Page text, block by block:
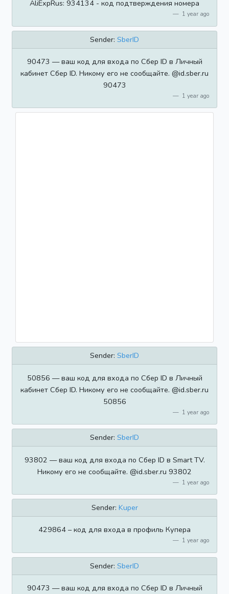
AliExpRus: 934134 - код подтверждения номера
1 year ago
Sender: SberID
90473 — ваш код для входа по Сбер ID в Личный
кабинет Сбер ID. Никому его не сообщайте. @id.sber.ru
90473
1 year ago
Sender: SberID
50856 — ваш код для входа по Сбер ID в Личный
кабинет Сбер ID. Никому его не сообщайте. @id.sber.ru
50856
1 year ago
Sender: SberID
93802 — ваш код для входа по Сбер ID в Smart TV.
Никому его не сообщайте. @id.sber.ru 93802
1 year ago
Sender: Kuper
​​429864 – код для входа в профиль Купера
1 year ago
Sender: SberID
90473 — ваш код для входа по Сбер ID в Личный